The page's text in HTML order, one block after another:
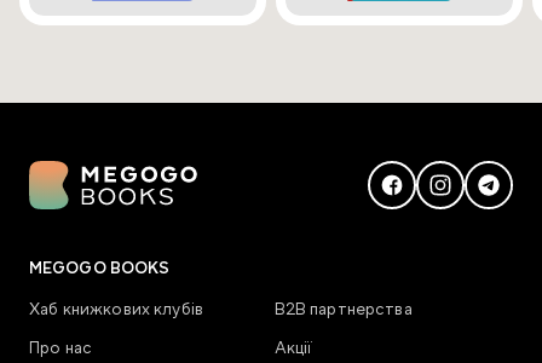
MEGOGO BOOKS
Хаб книжкових клубів
В2В партнерства
Про нас
Акції